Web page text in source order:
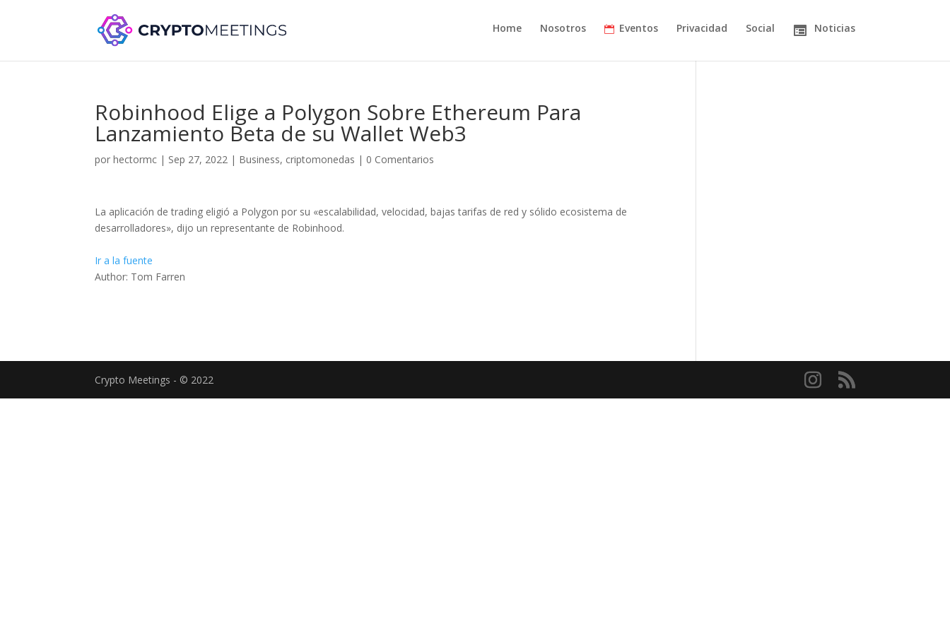
Home Nosotros Eventos Privacidad Social Noticias
Robinhood Elige a Polygon Sobre Ethereum Para
Lanzamiento Beta de su Wallet Web3
porhectormc | Sep 27, 2022 | Business, criptomonedas | 0 Comentarios
La aplicación de trading eligió a Polygon por su «escalabilidad, velocidad, bajas tarifas de red y sólido ecosistema de
desarrolladores», dijo un representante de Robinhood.
Ir a la fuente
Author: Tom Farren
Crypto Meetings - © 2022